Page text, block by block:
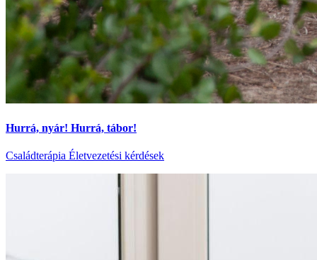
Hurrá, nyár! Hurrá, tábor!
Családterápia Életvezetési kérdések